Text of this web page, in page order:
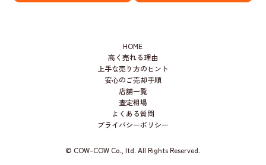
HOME
高く売れる理由
上手な売り方のヒント
安心のご売却手順
店舗一覧
査定相場
よくある質問
プライバシーポリシー
© COW-COW Co., ltd. All Rights Reserved.